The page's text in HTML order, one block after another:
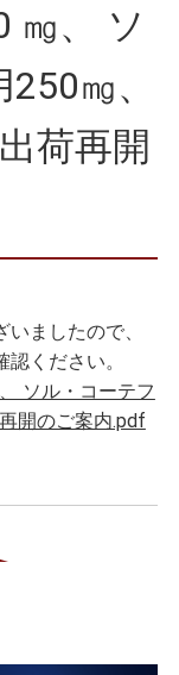
㎎、 ソ
㎎、
荷再開
ましたので、
ください。
ソル・コーテフ
開のご案内.pdf